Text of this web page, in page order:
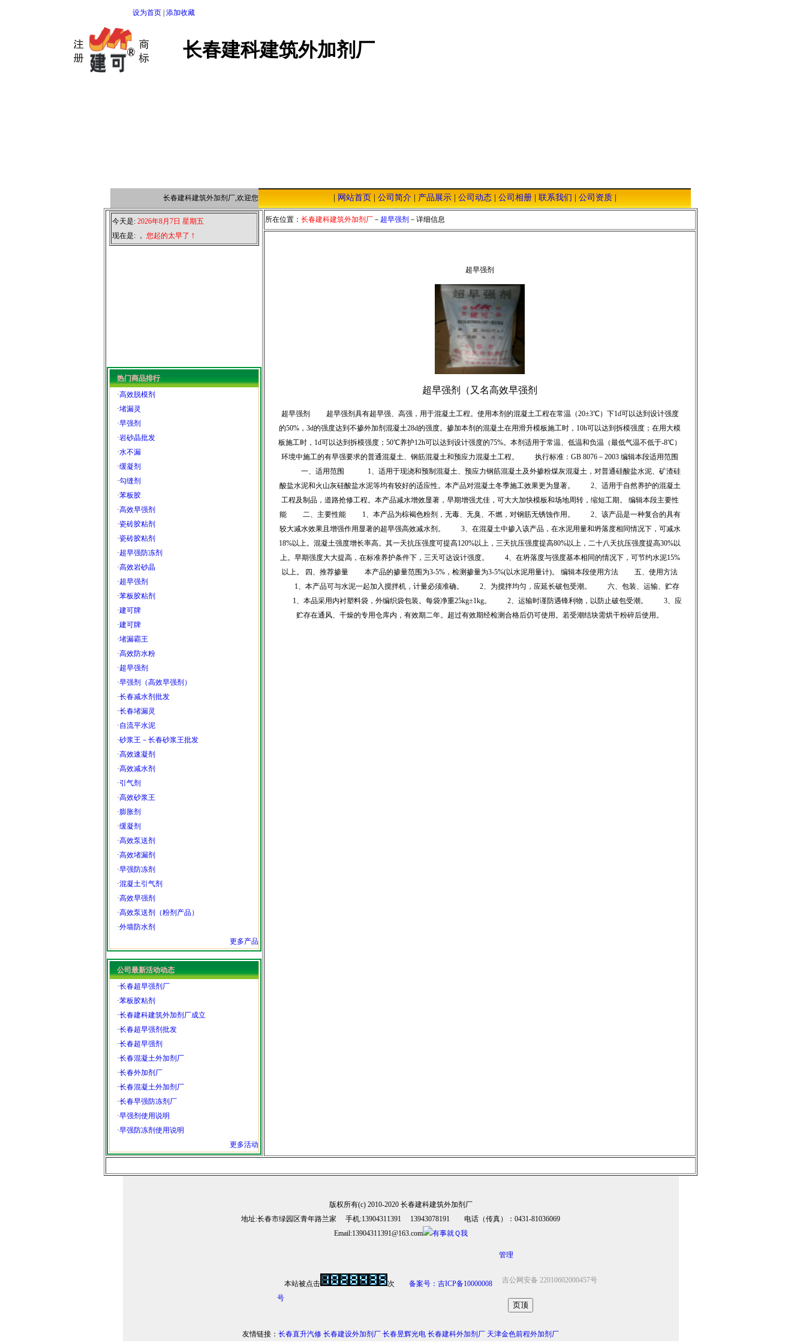
设为首页 添加收藏
长春建科建筑外加剂厂,欢迎您点击本站，我们将以优质的服务，低廉的价格，恭迎您的光临！
网站首页| 公司简介| 产品展示| 公司动态| 公司相册| 联系我们 公司资质|
长春建科建筑外加剂厂
今天是: 2026年8月7日 星期五
现在是: ， 您起的太早了！
热门商品排行
·高效脱模剂
·堵漏灵
·早强剂
·岩砂晶批发
·水不漏
·缓凝剂
·勾缝剂
·苯板胶
·高效早强剂
·瓷砖胶粘剂
·瓷砖胶粘剂
·超早强防冻剂
·高效岩砂晶
·超早强剂
·苯板胶粘剂
·建可牌
·建可牌
·堵漏霸王
·高效防水粉
·超早强剂
·早强剂（高效早强剂）
·长春减水剂批发
·长春堵漏灵
·自流平水泥
·砂浆王－长春砂浆王批发
·高效速凝剂
·高效减水剂
·引气剂
·高效砂浆王
·膨胀剂
·缓凝剂
·高效泵送剂
·高效堵漏剂
·早强防冻剂
·混凝土引气剂
·高效早强剂
·高效泵送剂（粉剂产品）
·外墙防水剂
更多产品
公司最新活动动态
·长春超早强剂厂
·苯板胶粘剂
·长春建科建筑外加剂厂成立
·长春超早强剂批发
·长春超早强剂
·长春混凝土外加剂厂
·长春外加剂厂
·长春混凝土外加剂厂
·长春早强防冻剂厂
·早强剂使用说明
·早强防冻剂使用说明
更多活动
所在位置： 长春建科建筑外加剂厂 － 超早强剂 －详细信息
超早强剂
超早强剂（又名高效早强剂
超早强剂 超早强剂具有超早强、高强，用于混凝土工程。使用本剂的混凝土工程在常温（20±3℃）下1d可以达到设计强度
的50%，3d的强度达到不掺外加剂混凝土28d的强度。掺加本剂的混凝土在用滑升模板施工时，10h可以达到拆模强度；在用大模
板施工时，1d可以达到拆模强度；50℃养护12h可以达到设计强度的75%。本剂适用于常温、低温和负温（最低气温不低于-8℃）
环境中施工的有早强要求的普通混凝土、钢筋混凝土和预应力混凝土工程。 执行标准：GB 8076－2003 编辑本段适用范围
一、适用范围 1、适用于现浇和预制混凝土、预应力钢筋混凝土及外掺粉煤灰混凝土，对普通硅酸盐水泥、矿渣硅
酸盐水泥和火山灰硅酸盐水泥等均有较好的适应性。本产品对混凝土冬季施工效果更为显著。 2、适用于自然养护的混凝土
工程及制品，道路抢修工程。本产品减水增效显著，早期增强尤佳，可大大加快模板和场地周转，缩短工期。 编辑本段主要性
能 二、主要性能 1、本产品为棕褐色粉剂，无毒、无臭、不燃，对钢筋无锈蚀作用。 2、该产品是一种复合的具有
较大减水效果且增强作用显著的超早强高效减水剂。 3、在混凝土中掺入该产品，在水泥用量和坍落度相同情况下，可减水
18%以上。混凝土强度增长率高。其一天抗压强度可提高120%以上，三天抗压强度提高80%以上，二十八天抗压强度提高30%以
上。早期强度大大提高，在标准养护条件下，三天可达设计强度。 4、在坍落度与强度基本相同的情况下，可节约水泥15%
以上。 四、推荐掺量 本产品的掺量范围为3-5%，检测掺量为3-5%(以水泥用量计)。 编辑本段使用方法 五、使用方法
1、本产品可与水泥一起加入搅拌机，计量必须准确。 2、为搅拌均匀，应延长破包受潮。 六、包装、运输、贮存
1、本品采用内衬塑料袋，外编织袋包装。每袋净重25kg±1kg。 2、运输时谨防遇锋利物，以防止破包受潮。 3、应
贮存在通风、干燥的专用仓库内，有效期二年。超过有效期经检测合格后仍可使用。若受潮结块需烘干粉碎后使用。
版权所有(c) 2010-2020 长春建科建筑外加剂厂
地址:长春市绿园区青年路兰家 手机:13904311391 13943078191 电话（传真）：0431-81036069
Email:13904311391@163.com
本站被点击 次 备案号：吉ICP备10000008
号
管理
吉公网安备 22010602000457号
友情链接： 长春直升汽修 长春建设外加剂厂 长春昱辉光电 长春建科外加剂厂 天津金色前程外加剂厂